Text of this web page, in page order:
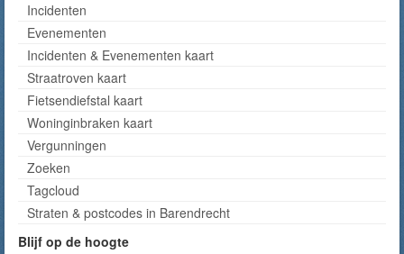
Incidenten
Evenementen
Incidenten & Evenementen kaart
Straatroven kaart
Fietsendiefstal kaart
Woninginbraken kaart
Vergunningen
Zoeken
Tagcloud
Straten & postcodes in Barendrecht
Blijf op de hoogte